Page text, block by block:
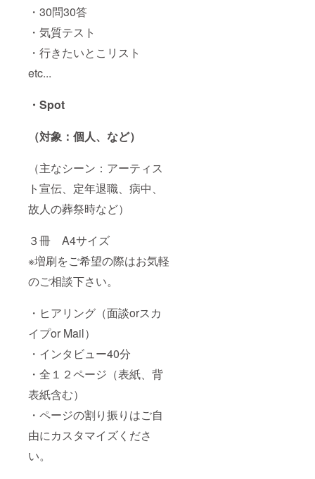
・30問30答
・気質テスト
・行きたいとこリスト
etc...
・Spot
（対象：個人、など）
（主なシーン：アーティス
ト宣伝、定年退職、病中、
故人の葬祭時など）
３冊 A4サイズ
※増刷をご希望の際はお気軽
のご相談下さい。
・ヒアリング（面談orスカ
イプor Mail）
・インタビュー40分
・全１２ページ（表紙、背
表紙含む）
・ページの割り振りはご自
由にカスタマイズくださ
い。